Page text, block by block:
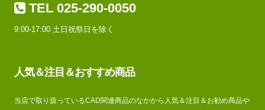
TEL 025-290-0050
9:00-17:00 土日祝祭日を除く
人気＆注目＆おすすめ商品
当店で取り扱っているCAD関連商品のなかから人気＆注目＆お勧め商品や